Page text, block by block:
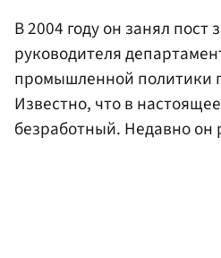
В 2004 году он занял пост
руководителя
промышленной политики
Известно, что в
безработный. Недавно он